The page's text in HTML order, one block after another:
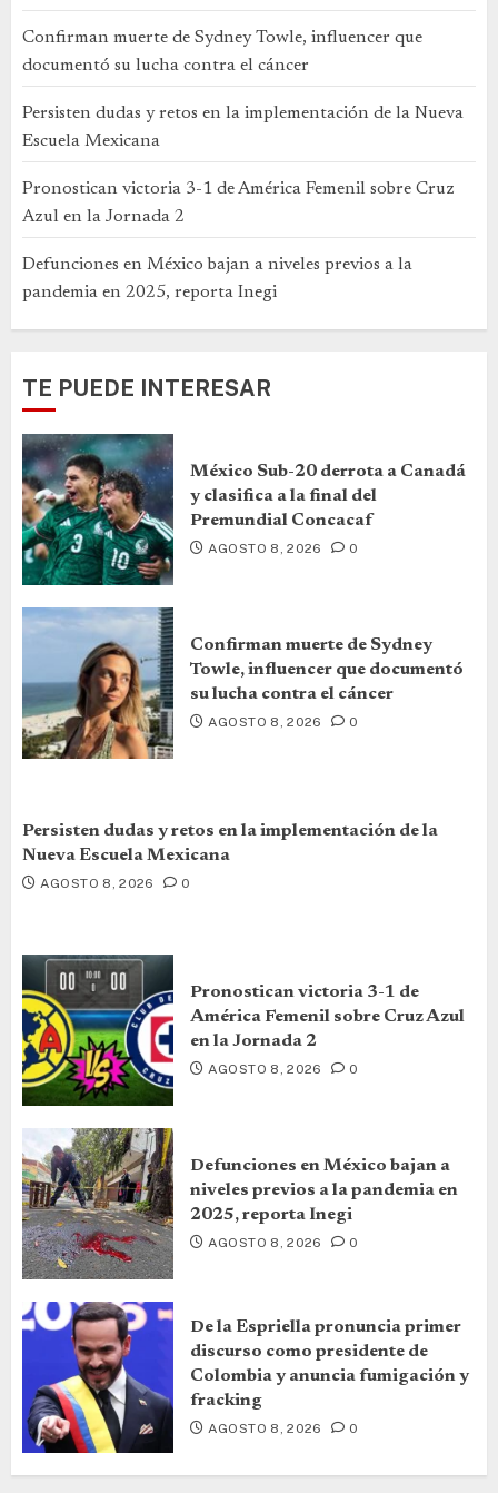
Confirman muerte de Sydney Towle, influencer que
documentó su lucha contra el cáncer
Persisten dudas y retos en la implementación de la Nueva
Escuela Mexicana
Pronostican victoria 3-1 de América Femenil sobre Cruz
Azul en la Jornada 2
Defunciones en México bajan a niveles previos a la
pandemia en 2025, reporta Inegi
TE PUEDE INTERESAR
México Sub-20 derrota a Canadá
y clasifica a la final del
Premundial Concacaf
AGOSTO 8, 2026 0
Confirman muerte de Sydney
Towle, influencer que documentó
su lucha contra el cáncer
AGOSTO 8, 2026 0
Persisten dudas y retos en la implementación de la
Nueva Escuela Mexicana
AGOSTO 8, 2026 0
Pronostican victoria 3-1 de
América Femenil sobre Cruz Azul
en la Jornada 2
AGOSTO 8, 2026 0
Defunciones en México bajan a
niveles previos a la pandemia en
2025, reporta Inegi
AGOSTO 8, 2026 0
De la Espriella pronuncia primer
discurso como presidente de
Colombia y anuncia fumigación y
fracking
AGOSTO 8, 2026 0